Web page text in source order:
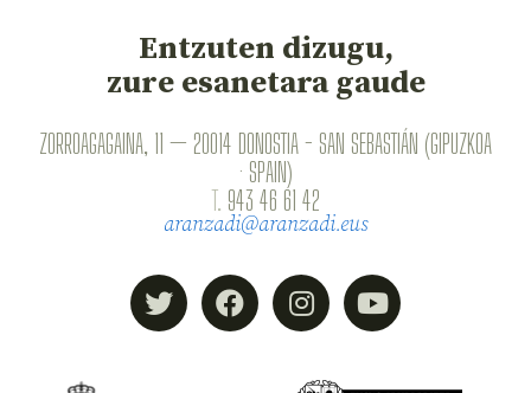
Entzuten dizugu,
zure esanetara gaude
ZORROAGAGAINA, 11 — 20014 DONOSTIA - SAN SEBASTIÁN (GIPUZKOA
· SPAIN)
T. 943 46 61 42
aranzadi@aranzadi.eus